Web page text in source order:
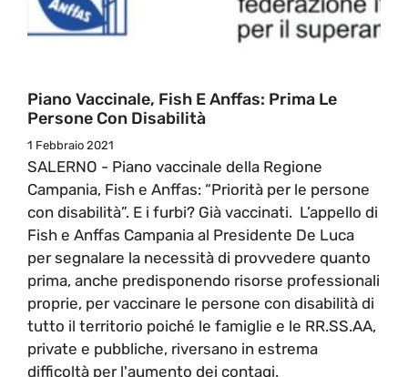
Piano Vaccinale, Fish E Anffas: Prima Le
Persone Con Disabilità
1 Febbraio 2021
SALERNO - Piano vaccinale della Regione
Campania, Fish e Anffas: “Priorità per le persone
con disabilità”. E i furbi? Già vaccinati. L’appello di
Fish e Anffas Campania al Presidente De Luca
per segnalare la necessità di provvedere quanto
prima, anche predisponendo risorse professionali
proprie, per vaccinare le persone con disabilità di
tutto il territorio poiché le famiglie e le RR.SS.AA,
private e pubbliche, riversano in estrema
difficoltà per l'aumento dei contagi.